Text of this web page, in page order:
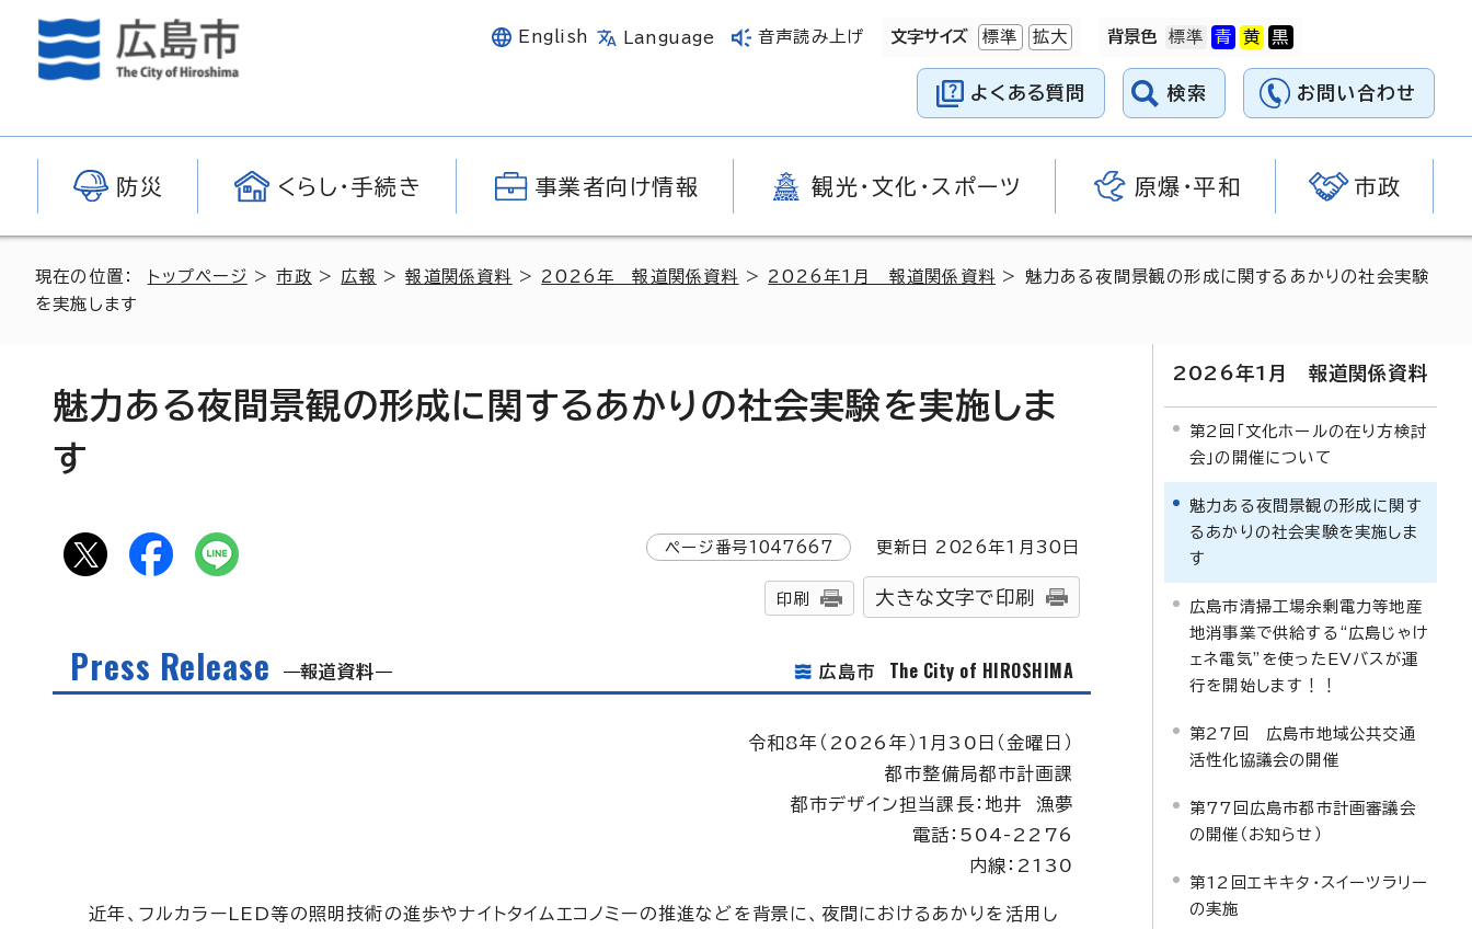
English Language 音声読み上げ 文字サイズ 標準 拡大 背景色
よくある質問 検索 お問い合わせ
防災 くらし・手続き 事業者向け情報 観光・文化・スポーツ 原爆・平和 市政
現在の位置： トップページ >市政 > 広報 >報道関係資料 > 2026年 報道関係資料 > 2026年1月 報道関係資料 > 魅力ある夜間景観の形成に関するあかりの社会実験
を実施します
魅力ある夜間景観の形成に関するあかりの社会実験を実施しま
す
ページ番号1047667 更新日 2026年1月 30 日
印刷 大きな文字で印刷
Press Release 報道資料 広島市 The City of HIROSHIMA
令和8年（2026年）1月30日（金曜日）
都市整備局都市計画課
都市デザイン担当課長：地井 漁夢
電話：504-2276
内線：2130
近年、フルカラーLED等の照明技術の進歩やナイトタイムエコノミーの推進などを背景に、夜間におけるあかりを活用し
2026年1月 報道関係資料
第2回「文化ホールの在り方検討
会」の開催について
魅力ある夜間景観の形成に関す
るあかりの社会実験を実施しま
す
広島市清掃工場余剰電力等地産
地消事業で供給する“広島じゃけ
ェネ電気”を使ったEVバスが運
行を開始します！！
第27回 広島市地域公共交通
活性化協議会の開催
第77回広島市都市計画審議会
の開催（お知らせ）
第12回エキキタ・スイーツラリー
の実施